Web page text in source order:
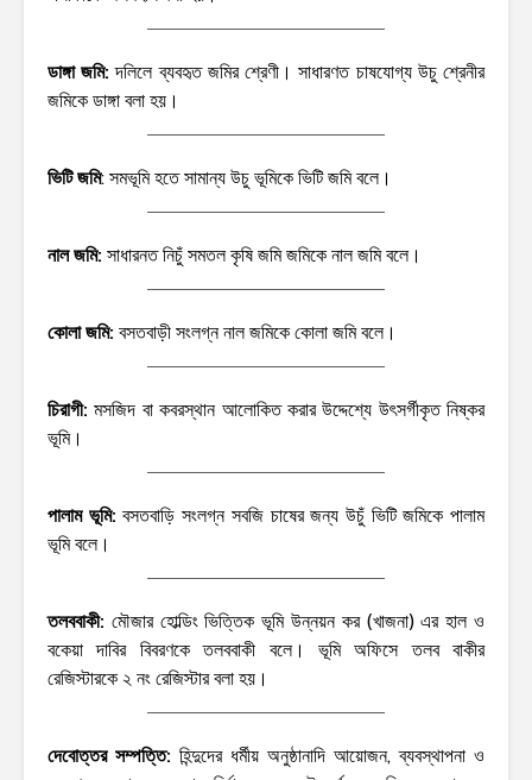
ডাঙ্গা জমি:দলিলে ব্যবহৃত জমির শ্রেণী। সাধারণত চাষযোগ্য উচু শ্রেনীর
জমিকে ডাঙ্গা বলা হয়।
ভিটি জমি: সমভূমি হতে সামান্য উচু ভূমিকে ভিটি জমি বলে।
নাল জমি: সাধারনত নিচুঁ সমতল কৃষি জমি জমিকে নাল জমি বলে।
কোলা জমি: বসতবাড়ী সংলগ্ন নাল জমিকে কোলা জমি বলে।
চিরাগী:মসজিদ বা কবরস্থান আলোকিত করার উদ্দেশ্যে উৎসর্গীকৃত নিষ্কর
ভূমি।
পালাম ভূমি:বসতবাড়ি সংলগ্ন সবজি চাষের জন্য উচুঁ ভিটি জমিকে পালাম
ভূমি বলে।
তলববাকী: মৌজার হোল্ডিং ভিত্তিক ভূমি উন্নয়ন কর (খাজনা) এর হাল ও
বকেয়া দাবির বিবরণকে তলববাকী বলে। ভূমি অফিসে তলব বাকীর
রেজিস্টারকে ২ নং রেজিস্টার বলা হয়।
দেবোত্তর সম্পত্তি: হিন্দুদের ধর্মীয় অনুষ্ঠানাদি আয়োজন, ব্যবস্থাপনা ও